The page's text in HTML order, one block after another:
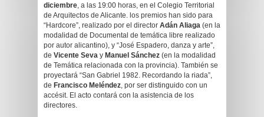
diciembre, a las 19:00 horas, en el Colegio Territorial
de Arquitectos de Alicante. los premios han sido para
“Hardcore”, realizado por el director Adán Aliaga (en la
modalidad de Documental de temática libre realizado
por autor alicantino), y “José Espadero, danza y arte”,
de Vicente Seva y Manuel Sánchez (en la modalidad
de Temática relacionada con la provincia). También se
proyectará “San Gabriel 1982. Recordando la riada”,
de Francisco Meléndez, por ser distinguido con un
accésit. El acto contará con la asistencia de los
directores.